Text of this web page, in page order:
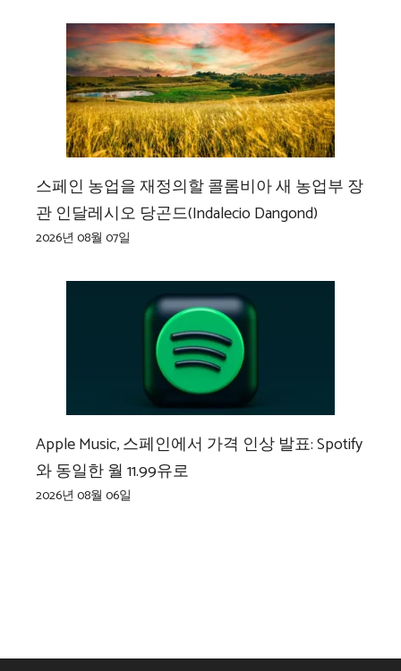
스페인 농업을 재정의할 콜롬비아 새 농업부 장
관 인달레시오 당곤드(Indalecio Dangond)
2026년 08월 07일
Apple Music, 스페인에서 가격 인상 발표: Spotify
와 동일한 월 11.99유로
2026년 08월 06일